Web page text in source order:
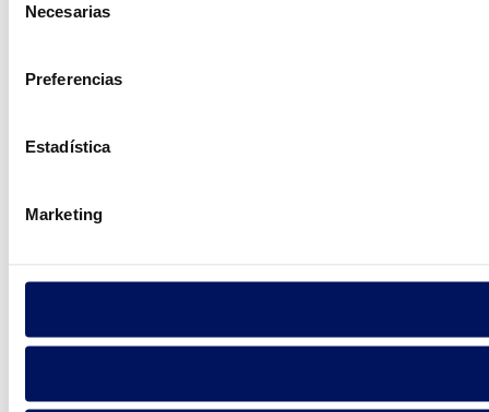
Necesarias
Preferencias
Estadística
Marketing